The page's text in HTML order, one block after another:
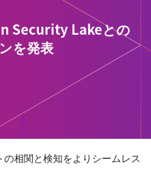
Security Lakeとの
を発表
相関と検知をよりシームレス